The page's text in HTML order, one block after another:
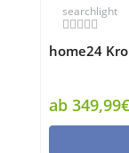
searchlight
home24
ab